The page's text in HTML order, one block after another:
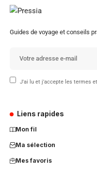
Guides de voyage et conseils
J'ai lu et j'accepte les termes
Liens rapides
Mon fil
Ma sélection
Mes favoris